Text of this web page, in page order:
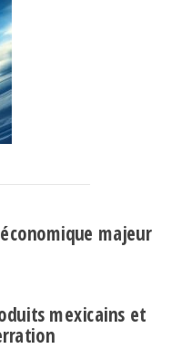
majeur
mexicains et